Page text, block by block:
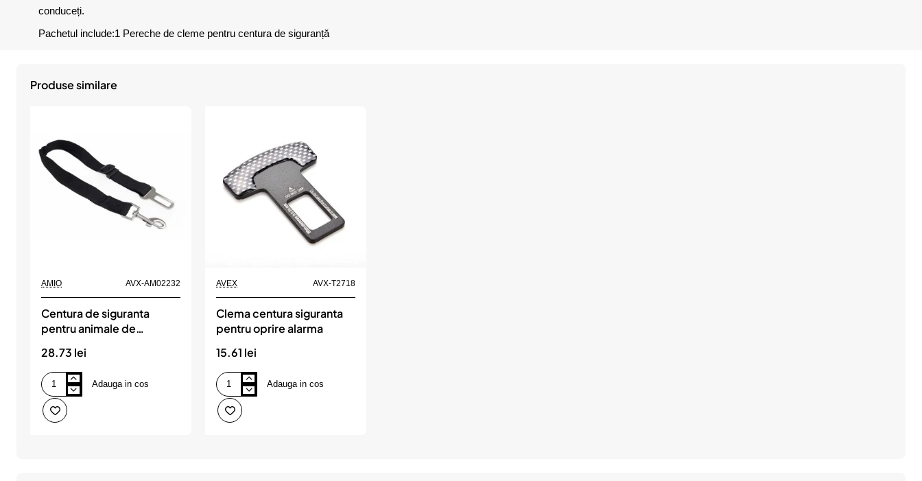
conduceți.
Pachetul include:1 Pereche de cleme pentru centura de siguranță
Produse similare
AMIO AVX-AM02232
Centura de siguranta
pentru animale de
28.73 lei
Centura
de
siguranta
pentru
Adauga in cos
Produs de top
AVEX AVX-T2718
Clema centura siguranta
pentru oprire alarma
15.61 lei
Clema
centura
siguranta
pentru
Adauga in cos